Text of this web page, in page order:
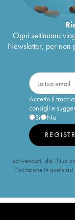
Ogni settimana
Newsletter, per non
Accetto il
consigli e
Sì
No
Iscrivendoti, dai il tuo
l’iscrizione in